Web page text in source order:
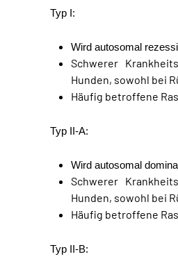
Typ I:
Wird autosomal
Schwerer
Hunden, sowohl bei
Häufig betroffene
Typ II-A:
Wird autosomal
Schwerer
Hunden, sowohl bei
Häufig betroffene
Typ II-B: